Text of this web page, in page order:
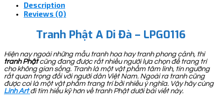
Description
Reviews (0)
Tranh Phật A Di Đà – LPG0116
Hiện nay ngoài những mẫu tranh hoa hay tranh phong cảnh, thì
tranh Phậtcũng đang được rất nhiều người lựa chọn để trang trí
cho không gian sống. Tranh là một vật phẩm tâm linh, tín ngưỡng
rất quan trọng đối với người dân Việt Nam. Ngoài ra tranh cũng
được coi là một vật phẩm trang trí bởi nhiều ý nghĩa. Vậy hãy cùng
Linh Artđi tìm hiểu kỹ hơn về tranh Phật dưới bài viết này.